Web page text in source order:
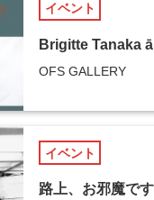
イベント
Brigitte Tanaka
OFS GALLERY
イベント
路上、お邪魔で